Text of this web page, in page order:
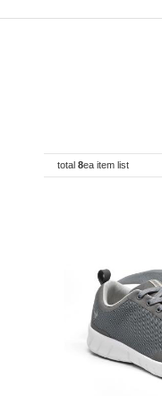
total 8ea item list